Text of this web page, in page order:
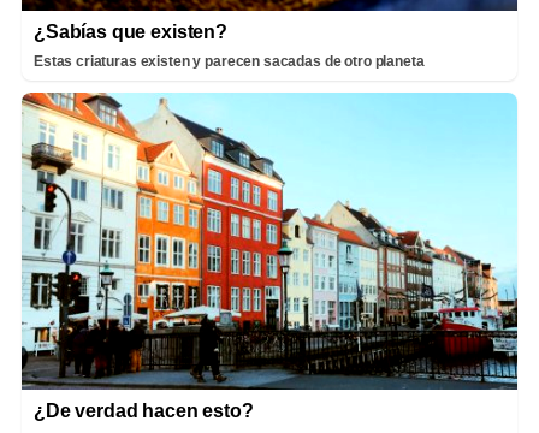
¿Sabías que existen?
Estas criaturas existen y parecen sacadas de otro planeta
¿De verdad hacen esto?